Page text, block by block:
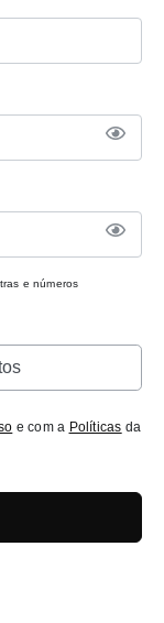
e números
e com a Políticas da